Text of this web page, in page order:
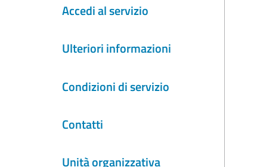
Accedi al servizio
Ulteriori informazioni
Condizioni di servizio
Contatti
Unità organizzativa